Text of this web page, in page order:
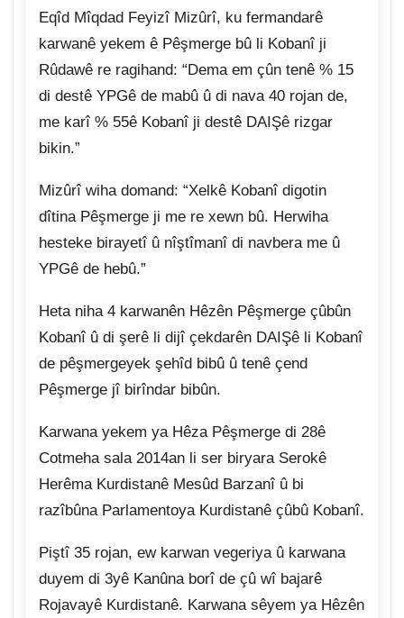
Eqîd Mîqdad Feyizî Mizûrî, ku fermandarê
karwanê yekem ê Pêşmerge bû li Kobanî ji
Rûdawê re ragihand: “Dema em çûn tenê % 15
di destê YPGê de mabû û di nava 40 rojan de,
me karî % 55ê Kobanî ji destê DAIŞê rizgar
bikin.”
Mizûrî wiha domand: “Xelkê Kobanî digotin
dîtina Pêşmerge ji me re xewn bû. Herwiha
hesteke birayetî û nîştîmanî di navbera me û
YPGê de hebû.”
Heta niha 4 karwanên Hêzên Pêşmerge çûbûn
Kobanî û di şerê li dijî çekdarên DAIŞê li Kobanî
de pêşmergeyek şehîd bibû û tenê çend
Pêşmerge jî birîndar bibûn.
Karwana yekem ya Hêza Pêşmerge di 28ê
Cotmeha sala 2014an li ser biryara Serokê
Herêma Kurdistanê Mesûd Barzanî û bi
razîbûna Parlamentoya Kurdistanê çûbû Kobanî.
Piştî 35 rojan, ew karwan vegeriya û karwana
duyem di 3yê Kanûna borî de çû wî bajarê
Rojavayê Kurdistanê. Karwana sêyem ya Hêzên